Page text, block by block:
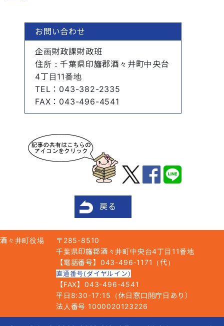
お問い合わせ
企画財政課財政班
住所 ：千葉県印旛郡酒々井町中央台
4丁目11番地
TEL ：043-382-2335
FAX ：043-496-4541
戻る
酒々井町役場
〒285-8510
千葉県印旛郡酒々井町中央台4丁目11番地
【電話番号】043-496-1171（代）
直通番号(ダイヤルイン)
【FAX】043-496-4541
平日8:30-17:15（休日窓口開庁日あり）
法人番号 1000020123226